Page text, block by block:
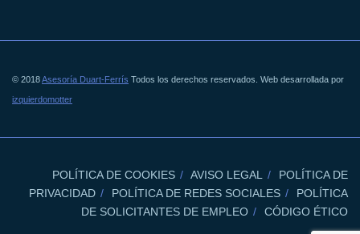
© 2018Asesoría Duart-Ferrís Todos los derechos reservados. Web desarrollada por
izquierdomotter
POLÍTICA DE COOKIES AVISO LEGAL
POLÍTICA DE
PRIVACIDAD
POLÍTICA DE REDES SOCIALES
POLÍTICA
DE SOLICITANTES DE EMPLEO
CÓDIGO ÉTICO